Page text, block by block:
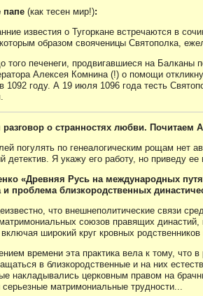
папе (как тесен мир!):
известия о Тугоркане встречаются в
образом свояченицы Святополка,
того печенеги, продвигавшиеся на Балканы
Алексея Комнина (!) о помощи
1092 году. А 19 июля 1096 года тесть
о странностях любви. Почитаем
погулять по генеалогическим рощам нет
детектив. Я укажу его работу, но приведу
«Древняя Русь на международных
и проблема близкородственных
что внешнеполитические связи
союзов правящих
широкий круг кровных родственников
времени эта практика вела к тому, что
в близкородственные и на них
накладывались церковным правом на
серьезные матримониальные трудности...